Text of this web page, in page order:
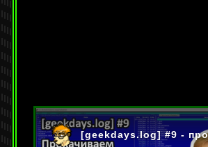
На YouTube:https://youtu.be/